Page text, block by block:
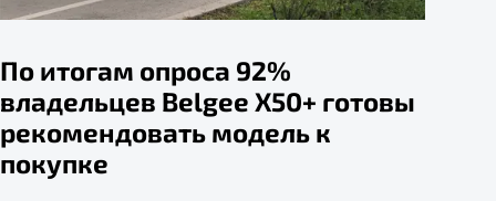
По итогам опроса 92%
владельцев Belgee X50+ готовы
рекомендовать модель к
покупке